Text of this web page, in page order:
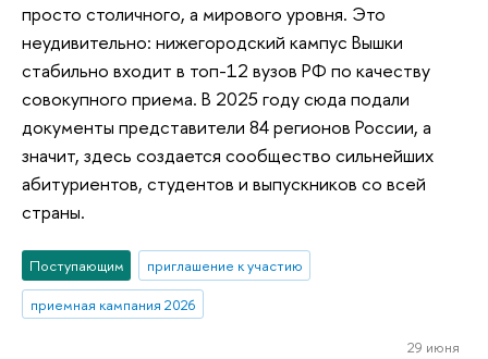
просто столичного, а мирового уровня. Это
неудивительно: нижегородский кампус Вышки
стабильно входит в топ-12 вузов РФ по качеству
совокупного приема. В 2025 году сюда подали
документы представители 84 регионов России, а
значит, здесь создается сообщество сильнейших
абитуриентов, студентов и выпускников со всей
страны.
Поступающим
приглашение к участию
приемная кампания 2026
29 июня